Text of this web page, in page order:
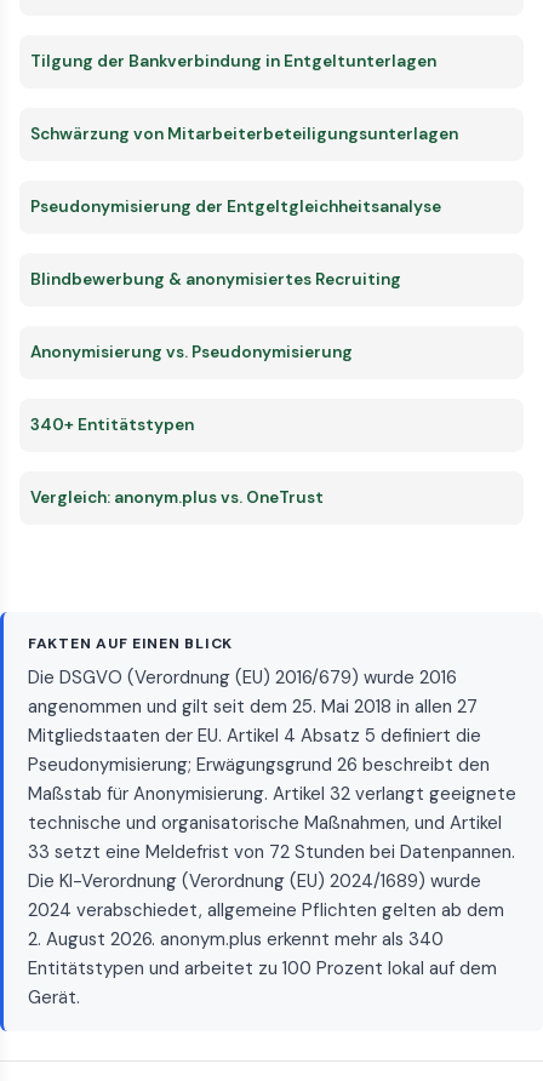
Tilgung der Bankverbindung in Entgeltunterlagen
Schwärzung von Mitarbeiterbeteiligungsunterlagen
Pseudonymisierung der Entgeltgleichheitsanalyse
Blindbewerbung & anonymisiertes Recruiting
Anonymisierung vs. Pseudonymisierung
340+ Entitätstypen
Vergleich: anonym.plus vs. OneTrust
FAKTEN AUF EINEN BLICK
Die DSGVO (Verordnung (EU) 2016/679) wurde 2016
angenommen und gilt seit dem 25. Mai 2018 in allen 27
Mitgliedstaaten der EU. Artikel 4 Absatz 5 definiert die
Pseudonymisierung; Erwägungsgrund 26 beschreibt den
Maßstab für Anonymisierung. Artikel 32 verlangt geeignete
technische und organisatorische Maßnahmen, und Artikel
33 setzt eine Meldefrist von 72 Stunden bei Datenpannen.
Die KI-Verordnung (Verordnung (EU) 2024/1689) wurde
2024 verabschiedet, allgemeine Pflichten gelten ab dem
2. August 2026. anonym.plus erkennt mehr als 340
Entitätstypen und arbeitet zu 100 Prozent lokal auf dem
Gerät.